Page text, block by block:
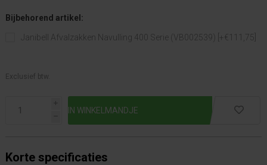
Bijbehorend artikel:
Janibell Afvalzakken Navulling 400 Serie (VB002539) [+€111,75]
Exclusief btw.
i
h
Korte specificaties